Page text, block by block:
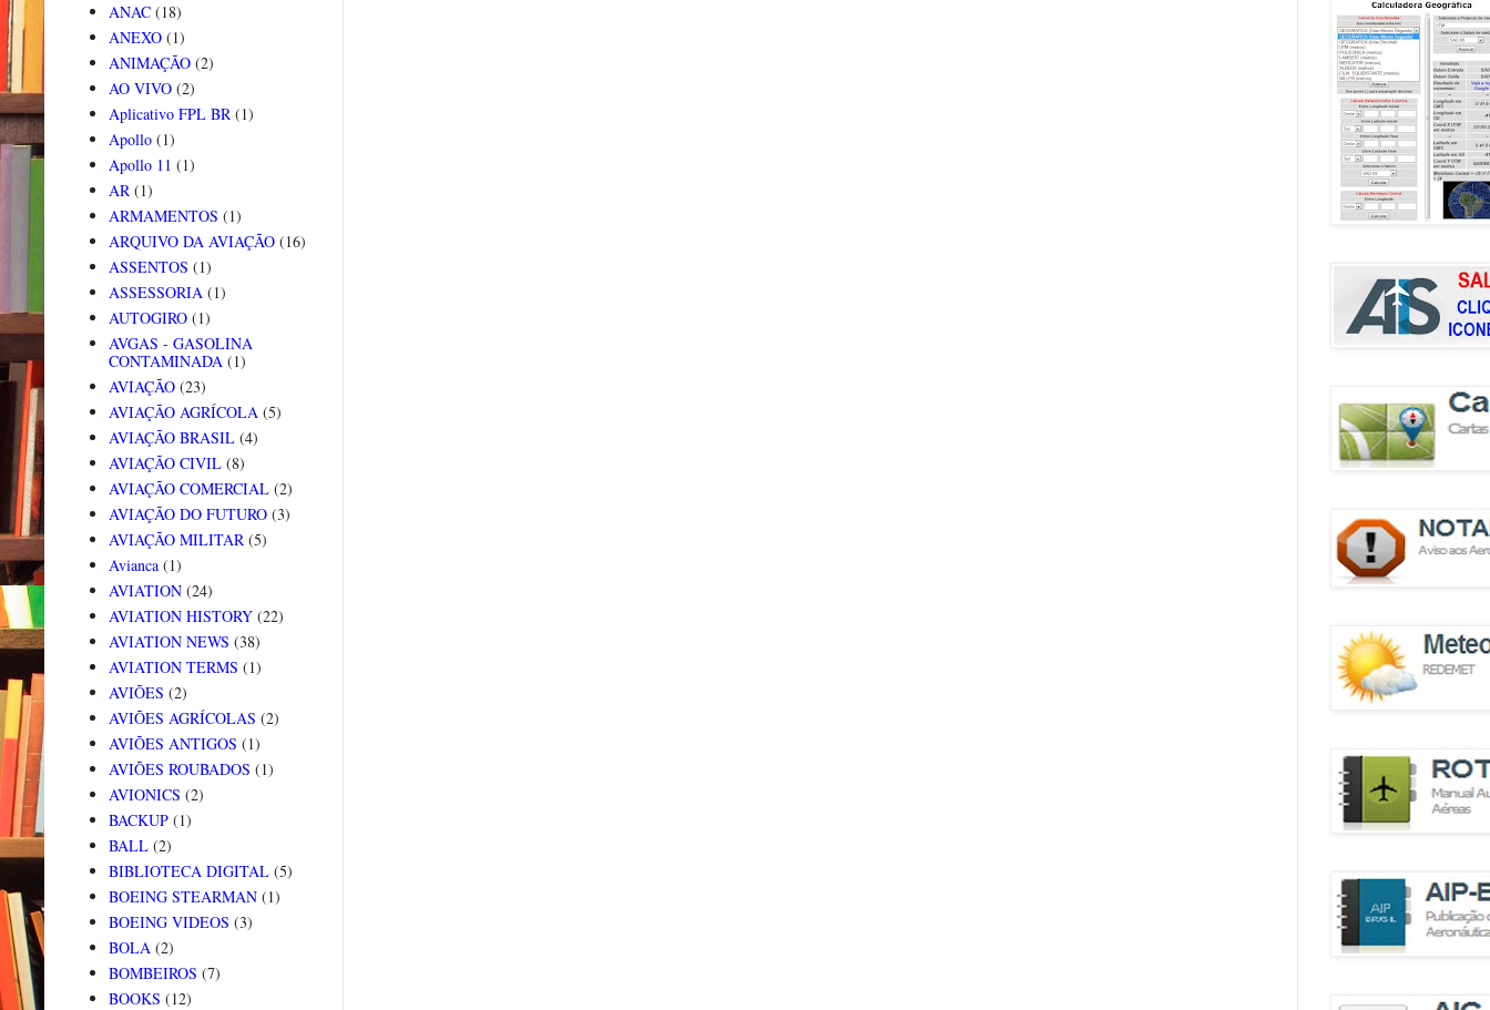
ANAC (18)
ANEXO (1)
ANIMAÇÃO (2)
AO VIVO (2)
Aplicativo FPL BR (1)
Apollo (1)
Apollo 11 (1)
AR (1)
ARMAMENTOS (1)
ARQUIVO DA AVIAÇÃO (16)
ASSENTOS (1)
ASSESSORIA (1)
AUTOGIRO (1)
AVGAS - GASOLINA
CONTAMINADA (1)
AVIAÇÃO (23)
AVIAÇÃO AGRÍCOLA (5)
AVIAÇÃO BRASIL (4)
AVIAÇÃO CIVIL (8)
AVIAÇÃO COMERCIAL (2)
AVIAÇÃO DO FUTURO (3)
AVIAÇÃO MILITAR (5)
Avianca (1)
AVIATION (24)
AVIATION HISTORY (22)
AVIATION NEWS (38)
AVIATION TERMS (1)
AVIÕES (2)
AVIÕES AGRÍCOLAS (2)
AVIÕES ANTIGOS (1)
AVIÕES ROUBADOS (1)
AVIONICS (2)
BACKUP (1)
BALL (2)
BIBLIOTECA DIGITAL (5)
BOEING STEARMAN (1)
BOEING VIDEOS (3)
BOLA (2)
BOMBEIROS (7)
BOOKS (12)